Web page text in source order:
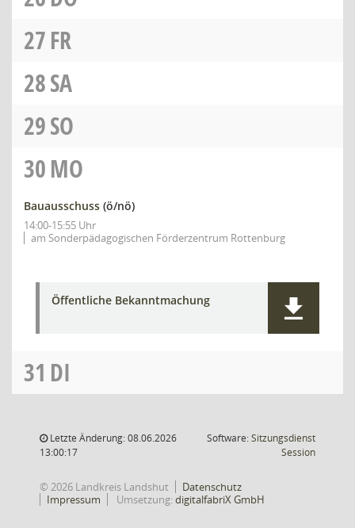
27FR
28SA
29SO
30MO
Bauausschuss (ö/nö)
14:00-15:55 Uhr
am Sonderpädagogischen Förderzentrum Rottenburg
Öffentliche Bekanntmachung
31 DI
Letzte Änderung: 08.06.2026
13:00:17
Software:Sitzungsdienst
Session(Wird in
© 2026 Landkreis Landshut
Datenschutz
Impressum
Umsetzung:digitalfabriX GmbH